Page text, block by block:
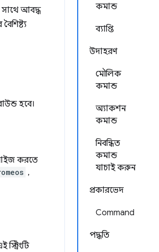
কমান্ড
ব্যাপ্তি
উদাহরণ
মৌলিক
কমান্ড
অ্যাকশন
কমান্ড
নিবন্ধিত
কমান্ড
যাচাই করুন
প্রকারভেদ
Command
পদ্ধতি
সাথে আবদ্ধ
হবে।
করতে
,